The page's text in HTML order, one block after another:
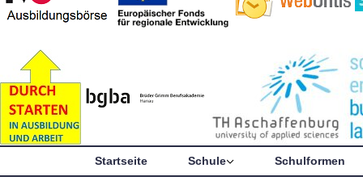
Startseite Schule Schulformen